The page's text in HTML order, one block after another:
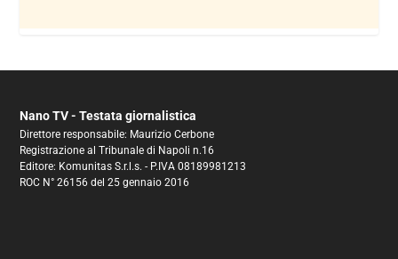
Nano TV - Testata giornalistica
Direttore responsabile: Maurizio Cerbone
Registrazione al Tribunale di Napoli n.16
Editore: Komunitas S.r.l.s. - P.IVA 08189981213
ROC N° 26156 del 25 gennaio 2016